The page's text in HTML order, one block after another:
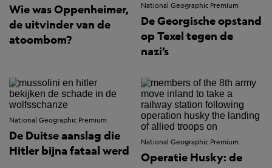
Wie was Oppenheimer,
de uitvinder van de
atoombom?
National Geographic Premium
De Georgische opstand
op Texel tegen de
nazi’s
National Geographic Premium
De Duitse aanslag die
Hitler bijna fataal werd
National Geographic Premium
Operatie Husky: de